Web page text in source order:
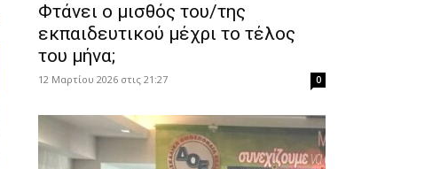
Φτάνει ο μισθός του/της
εκπαιδευτικού μέχρι το τέλος
του μήνα;
12 Μαρτίου 2026 στις 21:27 0